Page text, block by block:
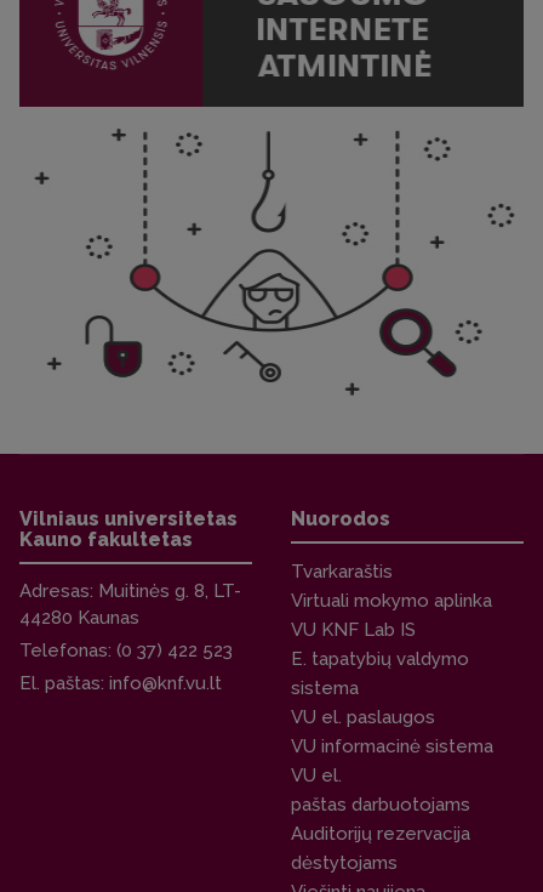
Vilniaus universitetas
Kauno fakultetas
Adresas: Muitinės g. 8, LT-
44280 Kaunas
Telefonas: (0 37) 422 523
El. paštas: info@knf.vu.lt
Nuorodos
Tvarkaraštis
Virtuali mokymo aplinka
VU KNF Lab IS
E. tapatybių valdymo
sistema
VU el. paslaugos
VU informacinė sistema
VU el.
paštas darbuotojams
Auditorijų rezervacija
dėstytojams